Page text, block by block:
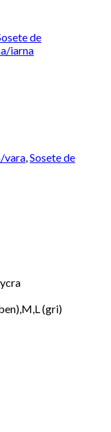
de
iarna
vara,Sosete de
(gri)